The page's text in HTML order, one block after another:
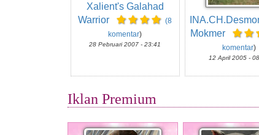
Xalient's Galahad
Warrior
(8
komentar)
28 Pebruari 2007 - 23:41
Mokmer
komentar)
12 April 2005 -
Iklan Premium